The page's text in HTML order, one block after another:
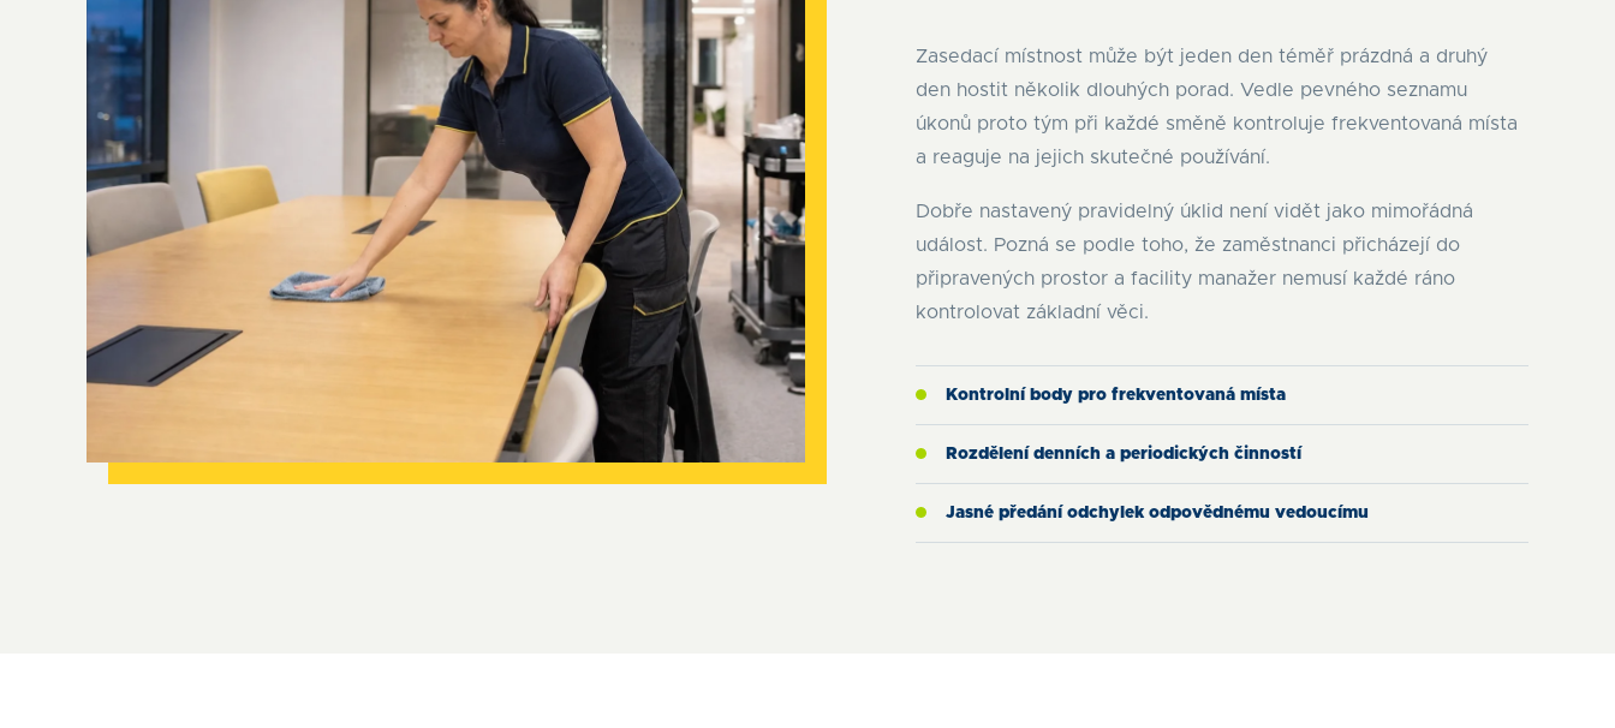
Zasedací místnost může být jeden den téměř prázdná a druhý
den hostit několik dlouhých porad. Vedle pevného seznamu
úkonů proto tým při každé směně kontroluje frekventovaná místa
a reaguje na jejich skutečné používání.
Dobře nastavený pravidelný úklid není vidět jako mimořádná
událost. Pozná se podle toho, že zaměstnanci přicházejí do
připravených prostor a facility manažer nemusí každé ráno
kontrolovat základní věci.
Kontrolní body pro frekventovaná místa
Rozdělení denních a periodických činností
Jasné předání odchylek odpovědnému vedoucímu